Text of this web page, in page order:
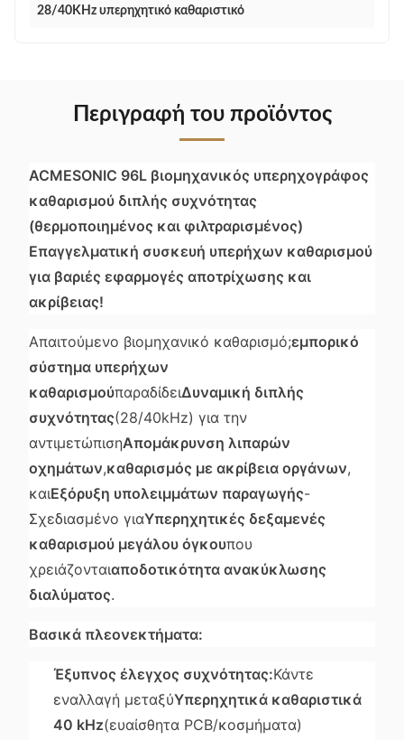
28/40KHz υπερηχητικό καθαριστικό
Περιγραφή του προϊόντος
ACMESONIC 96L βιομηχανικός υπερηχογράφος
καθαρισμού διπλής συχνότητας
(θερμοποιημένος και φιλτραρισμένος)
Επαγγελματική συσκευή υπερήχων καθαρισμού
για βαριές εφαρμογές αποτρίχωσης και
ακρίβειας!
Απαιτούμενο βιομηχανικό καθαρισμό;εμπορικό
σύστημα υπερήχων
καθαρισμούπαραδίδειΔυναμική διπλής
συχνότητας(28/40kHz) για την
αντιμετώπισηΑπομάκρυνση λιπαρών
οχημάτων,καθαρισμός με ακρίβεια οργάνων,
καιΕξόρυξη υπολειμμάτων παραγωγής-
Σχεδιασμένο γιαΥπερηχητικές δεξαμενές
καθαρισμού μεγάλου όγκουπου
χρειάζονταιαποδοτικότητα ανακύκλωσης
διαλύματος.
Βασικά πλεονεκτήματα:
Έξυπνος έλεγχος συχνότητας:Κάντε
εναλλαγή μεταξύΥπερηχητικά καθαριστικά
40 kHz(ευαίσθητα PCB/κοσμήματα)